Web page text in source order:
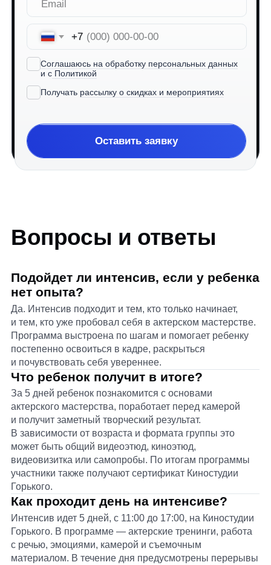
АО «Киностудия детских и юношеских
фильмов им. М. Горького»
г. Москва, улица Сергея Эйзенштейна, дом 8,
строение 1, помещение 1/1
ОГРН: 1037717030537, ИНН: 7717149198
gorkyschool@gorky-film.ru
© Кинокампус Горького, 2022–2025
Политика обработки персональных данных
Условия использования Cookie
Договор оферты
Информационные партнеры